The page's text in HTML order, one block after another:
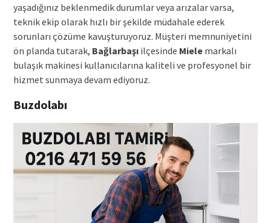
yaşadığınız beklenmedik durumlar veya arızalar varsa,
teknik ekip olarak hızlı bir şekilde müdahale ederek
sorunları çözüme kavuşturuyoruz. Müşteri memnuniyetini
ön planda tutarak, Bağlarbaşıilçesinde Mielemarkalı
bulaşık makinesi kullanıcılarına kaliteli ve profesyonel bir
hizmet sunmaya devam ediyoruz.
Buzdolabı